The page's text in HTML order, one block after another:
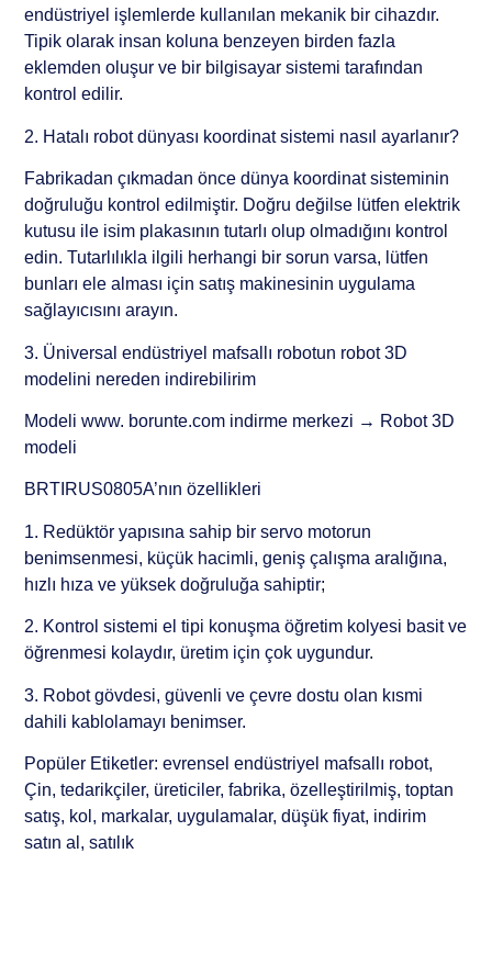
endüstriyel işlemlerde kullanılan mekanik bir cihazdır.
Tipik olarak insan koluna benzeyen birden fazla
eklemden oluşur ve bir bilgisayar sistemi tarafından
kontrol edilir.
2. Hatalı robot dünyası koordinat sistemi nasıl ayarlanır?
Fabrikadan çıkmadan önce dünya koordinat sisteminin
doğruluğu kontrol edilmiştir. Doğru değilse lütfen elektrik
kutusu ile isim plakasının tutarlı olup olmadığını kontrol
edin. Tutarlılıkla ilgili herhangi bir sorun varsa, lütfen
bunları ele alması için satış makinesinin uygulama
sağlayıcısını arayın.
3. Üniversal endüstriyel mafsallı robotun robot 3D
modelini nereden indirebilirim
Modeli www. borunte.com indirme merkezi → Robot 3D
modeli
BRTIRUS0805A’nın özellikleri
1. Redüktör yapısına sahip bir servo motorun
benimsenmesi, küçük hacimli, geniş çalışma aralığına,
hızlı hıza ve yüksek doğruluğa sahiptir;
2. Kontrol sistemi el tipi konuşma öğretim kolyesi basit ve
öğrenmesi kolaydır, üretim için çok uygundur.
3. Robot gövdesi, güvenli ve çevre dostu olan kısmi
dahili kablolamayı benimser.
Popüler Etiketler: evrensel endüstriyel mafsallı robot,
Çin, tedarikçiler, üreticiler, fabrika, özelleştirilmiş, toptan
satış, kol, markalar, uygulamalar, düşük fiyat, indirim
satın al, satılık